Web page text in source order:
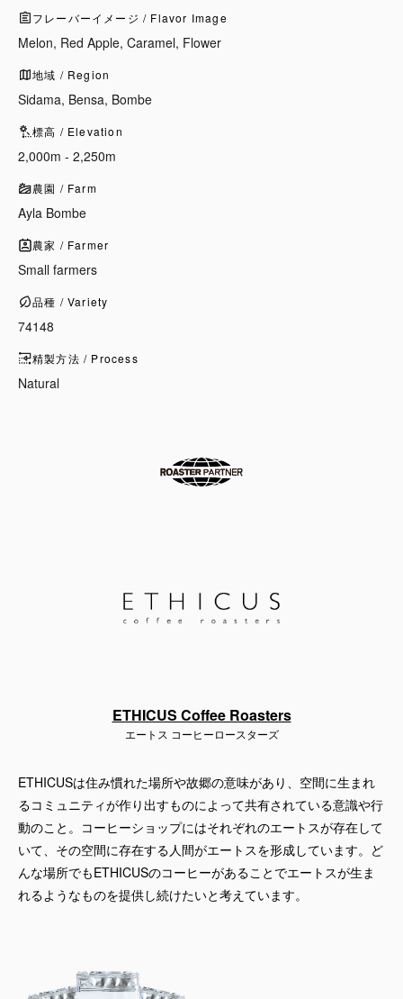
フレーバーイメージ / Flavor Image
Melon, Red Apple, Caramel, Flower
地域 / Region
Sidama, Bensa, Bombe
標高 / Elevation
2,000m - 2,250m
農園 / Farm
Ayla Bombe
農家 / Farmer
Small farmers
品種 / Variety
74148
精製方法 / Process
Natural
ETHICUS Coffee Roasters
エートス コーヒーロースターズ
ETHICUSは住み慣れた場所や故郷の意味があり、空間に生まれ
るコミュニティが作り出すものによって共有されている意識や行
動のこと。コーヒーショップにはそれぞれのエートスが存在して
いて、その空間に存在する人間がエートスを形成しています。ど
んな場所でもETHICUSのコーヒーがあることでエートスが生ま
れるようなものを提供し続けたいと考えています。